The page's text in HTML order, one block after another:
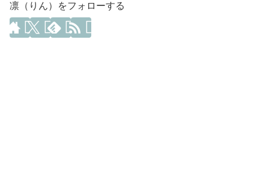
凛（りん）をフォローする